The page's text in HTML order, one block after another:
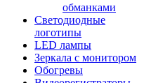
обманками
Светодиодные
логотипы
LED лампы
Зеркала с монитором
Обогревы